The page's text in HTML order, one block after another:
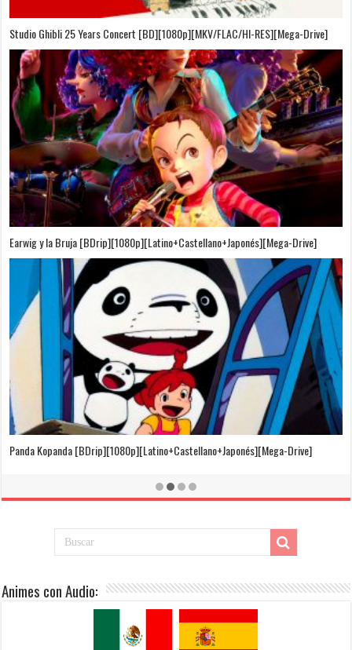
On Your Mark [OVA][BDrip][1080p][Sub-Español][Sub-English][MEGA]
Puedo Escuchar el Mar [Película][BDrip][1080p][Dual Audio]
[Castellano+Japonés][Sub-Español][MEGA]
Animes con Audio: